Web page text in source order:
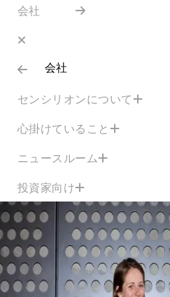
会社
会社
センシリオンについて
心掛けていること
ニュースルーム
投資家向け